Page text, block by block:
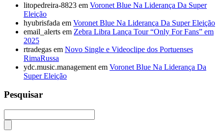
litopedreira-8823 em Voronet Blue Na Liderança Da Super
Eleição
hyubrisfada em Voronet Blue Na Liderança Da Super Eleição
email_alerts em Zebra Libra Lança Tour “Only For Fans” em
2025
rtradegas em Novo Single e Videoclipe dos Portuenses
RimaRussa
ydc.music.management em Voronet Blue Na Liderança Da
Super Eleição
Pesquisar